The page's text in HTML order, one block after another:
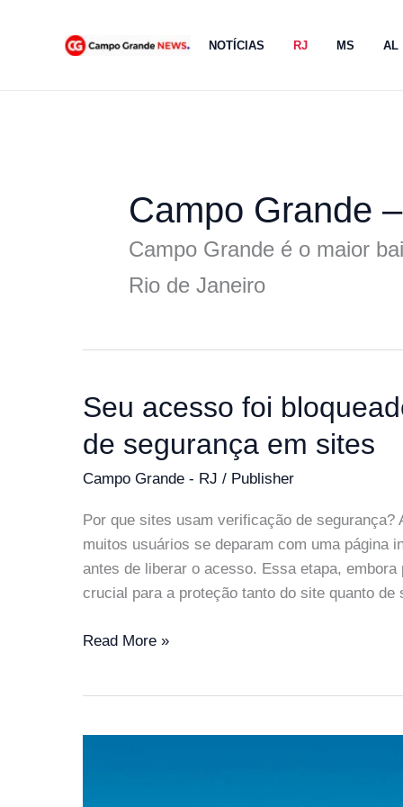
NOTÍCIAS RJ MS AL
Campo Grande
Campo Grande é o maior
Rio de Janeiro
Seu acesso foi
de segurança em sites
Campo Grande - RJ / Publisher
Por que sites usam verificação de
muitos usuários se deparam com uma página
antes de liberar o acesso. Essa etapa,
crucial para a proteção tanto do site quanto
Seu
Entenda
Read More »